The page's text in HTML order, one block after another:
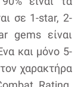
σε 1-star, 2-
gems είναι
και μόνο 5-
χαρακτήρα